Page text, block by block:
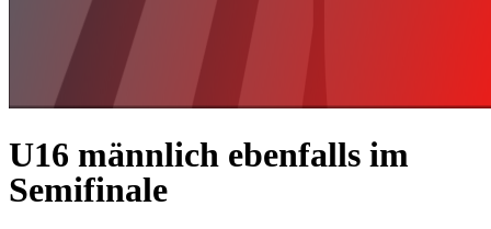
U16 männlich ebenfalls im
Semifinale